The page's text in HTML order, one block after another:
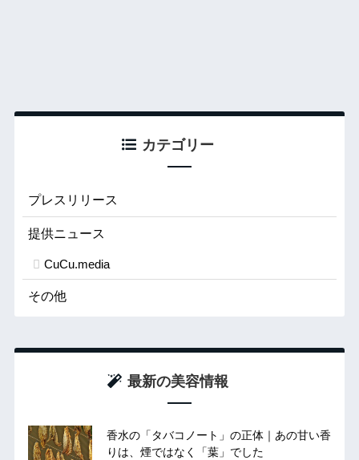
カテゴリー
プレスリリース
提供ニュース
CuCu.media
その他
最新の美容情報
香水の「タバコノート」の正体｜あの甘い香
りは、煙ではなく「葉」でした